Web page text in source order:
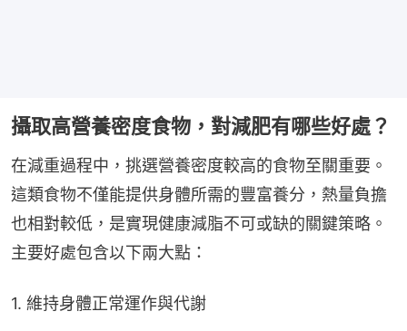
攝取高營養密度食物，對減肥有哪些好處？
在減重過程中，挑選營養密度較高的食物至關重要。
這類食物不僅能提供身體所需的豐富養分，熱量負擔
也相對較低，是實現健康減脂不可或缺的關鍵策略。
主要好處包含以下兩大點：
1. 維持身體正常運作與代謝